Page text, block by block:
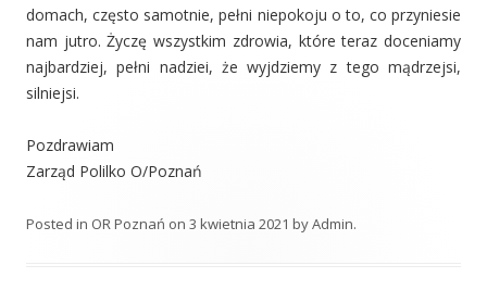
domach, często samotnie, pełni niepokoju o to, co przyniesie
nam jutro. Życzę wszystkim zdrowia, które teraz doceniamy
najbardziej, pełni nadziei, że wyjdziemy z tego mądrzejsi,
silniejsi.
Pozdrawiam
Zarząd Polilko O/Poznań
Posted in OR Poznań on 3 kwietnia 2021 byAdmin.